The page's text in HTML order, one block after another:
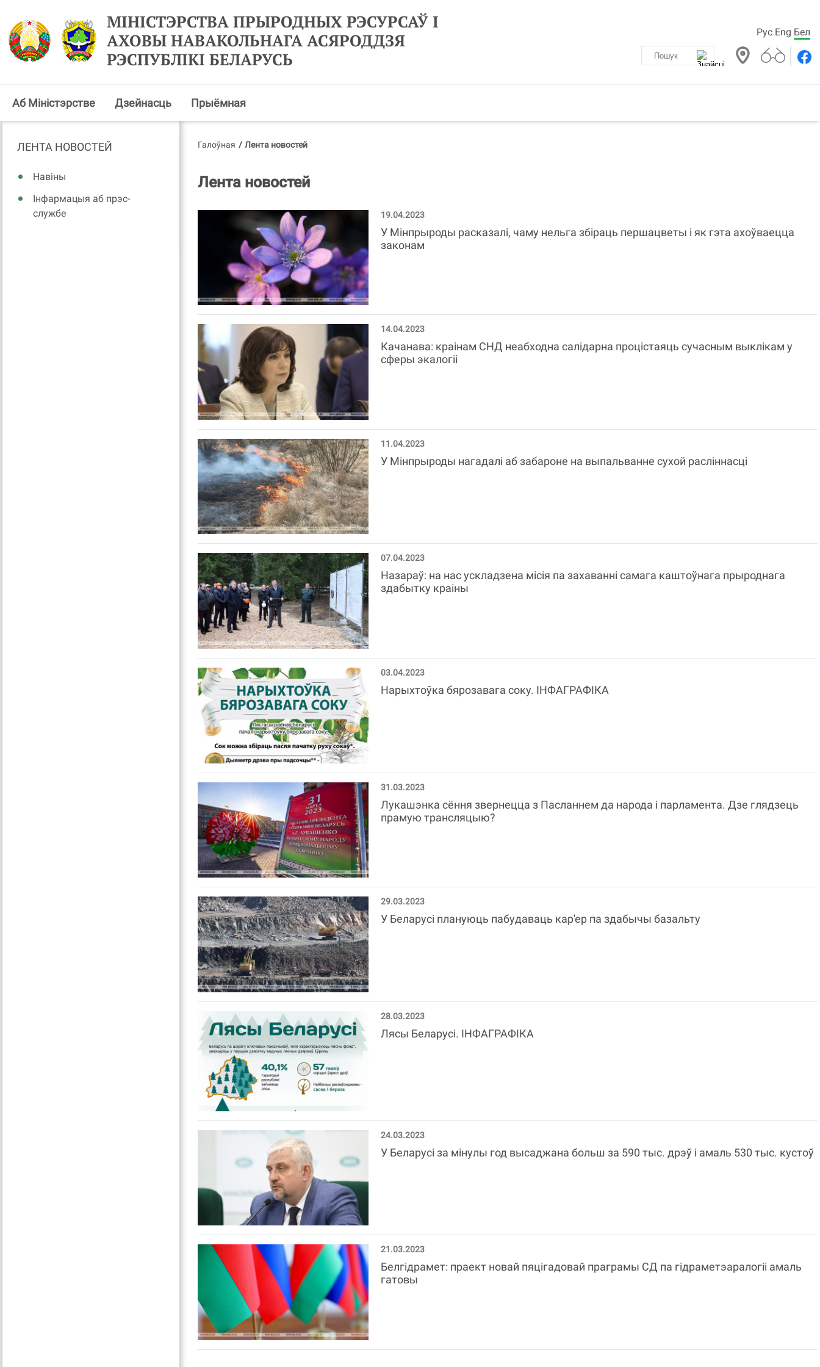
МІНІСТЭРСТВА ПРЫРОДНЫХ РЭСУРСАЎ І
АХОВЫ НАВАКОЛЬНАГА АСЯРОДДЗЯ
РЭСПУБЛІКІ БЕЛАРУСЬ
Рус Eng Бел
Аб Міністэрстве Дзейнасць Прыёмная
ЛЕНТА НОВОСТЕЙ
Навіны
Інфармацыя аб прэс-
службе
Галоўная / Лента новостей
Лента новостей
19.04.2023
У Мінпрыроды расказалі, чаму нельга збіраць першацветы і як гэта ахоўваецца
законам
14.04.2023
Качанава: краінам СНД неабходна салідарна процістаяць сучасным выклікам у
сферы экалогіі
11.04.2023
У Мінпрыроды нагадалі аб забароне на выпальванне сухой расліннасці
07.04.2023
Назараў: на нас ускладзена місія па захаванні самага каштоўнага прыроднага
здабытку краіны
03.04.2023
Нарыхтоўка бярозавага соку. ІНФАГРАФІКА
31.03.2023
Лукашэнка сёння звернецца з Пасланнем да народа і парламента. Дзе глядзець
прамую трансляцыю?
29.03.2023
У Беларусі плануюць пабудаваць кар'ер па здабычы базальту
28.03.2023
Лясы Беларусі. ІНФАГРАФІКА
24.03.2023
У Беларусі за мінулы год высаджана больш за 590 тыс. дрэў і амаль 530 тыс. кустоў
21.03.2023
Белгідрамет: праект новай пяцігадовай праграмы СД па гідраметэаралогіі амаль
гатовы